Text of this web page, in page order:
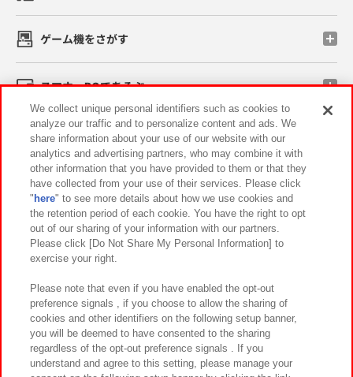
ゲーム機をさがす
スマホ・PCであそぶ
イベント・キャンペーン
関連会社 サステナビリティ サイトポリシー
プライバシーポリシー ウェブアクセシビリティ方針と検証結果
お取引先さまとともに
カスタマーハラスメント対応方針 よくあるご質問・お問い合わせ
We collect unique personal identifiers such as cookies to
analyze our traffic and to personalize content and ads. We
share information about your use of our website with our
analytics and advertising partners, who may combine it with
other information that you have provided to them or that they
have collected from your use of their services. Please click
" here" to see more details about how we use cookies and
the retention period of each cookie. You have the right to opt
out of our sharing of your information with our partners.
Please click [Do Not Share My Personal Information] to
exercise your right.
Please note that even if you have enabled the opt-out
preference signals , if you choose to allow the sharing of
cookies and other identifiers on the following setup banner,
you will be deemed to have consented to the sharing
regardless of the opt-out preference signals . If you
understand and agree to this setting, please manage your